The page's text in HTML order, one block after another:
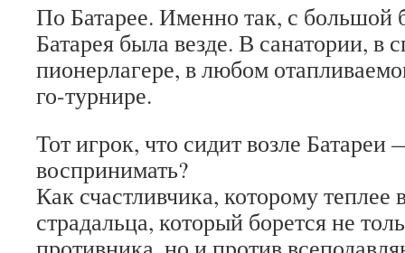
По Батарее. Именно так, с большой
Батарея была везде. В санатории, в
пионерлагере, в любом
го-турнире.
Тот игрок, что сидит возле Батареи
воспринимать?
Как счастливчика, которому теплее
страдальца, который борется не